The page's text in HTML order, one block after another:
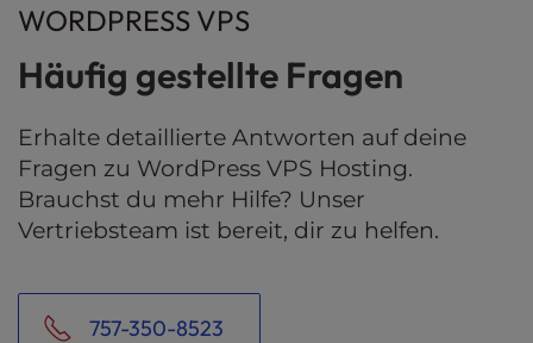
WORDPRESS VPS
Häufig gestellte Fragen
Erhalte detaillierte Antworten auf deine
Fragen zu WordPress VPS Hosting.
Brauchst du mehr Hilfe? Unser
Vertriebsteam ist bereit, dir zu helfen.
757-350-8523